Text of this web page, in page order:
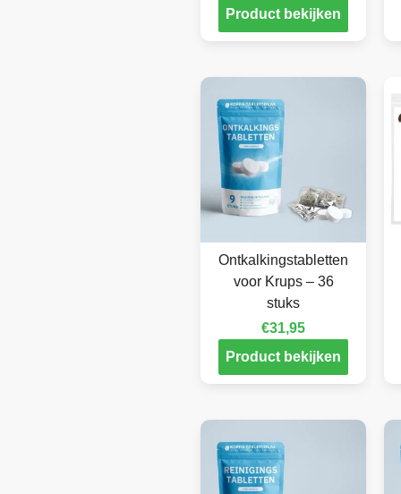
Product bekijken
Ontkalkingstabletten
voor Krups – 36
stuks
€31,95
Product bekijken